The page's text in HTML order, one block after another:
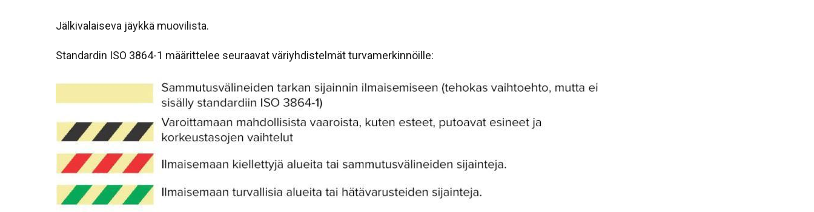
Jälkivalaiseva jäykkä muovilista.
Standardin ISO 3864-1 määrittelee seuraavat väriyhdistelmät turvamerkinnöille: